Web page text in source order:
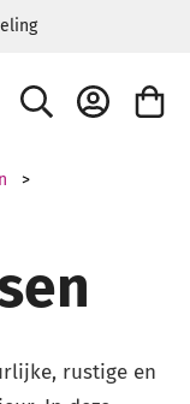
ZOEK ACCOUNT
rustige en